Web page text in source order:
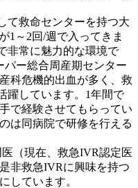
て救命センターを持つ大
1～2回/週で入ってきま
非常に魅力的な環境で
パー総合周産期センター
科危機的出血が多く、救
躍しています。1年間で
で経験させてもらってい
は同病院で研修を行える
（現在、救急IVR認定医
非救急IVRに興味を持つ
しています。